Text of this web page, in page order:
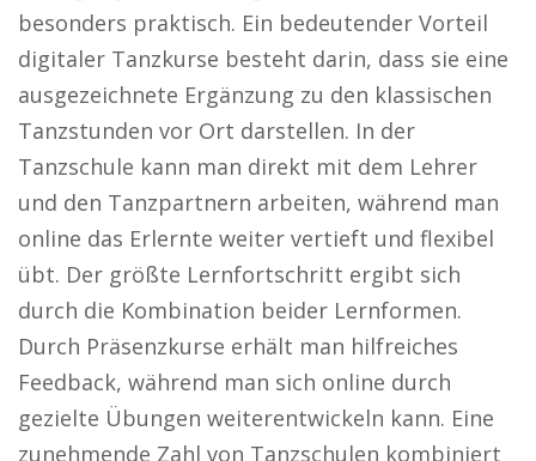
besonders praktisch. Ein bedeutender Vorteil
digitaler Tanzkurse besteht darin, dass sie eine
ausgezeichnete Ergänzung zu den klassischen
Tanzstunden vor Ort darstellen. In der
Tanzschule kann man direkt mit dem Lehrer
und den Tanzpartnern arbeiten, während man
online das Erlernte weiter vertieft und flexibel
übt. Der größte Lernfortschritt ergibt sich
durch die Kombination beider Lernformen.
Durch Präsenzkurse erhält man hilfreiches
Feedback, während man sich online durch
gezielte Übungen weiterentwickeln kann. Eine
zunehmende Zahl von Tanzschulen kombiniert